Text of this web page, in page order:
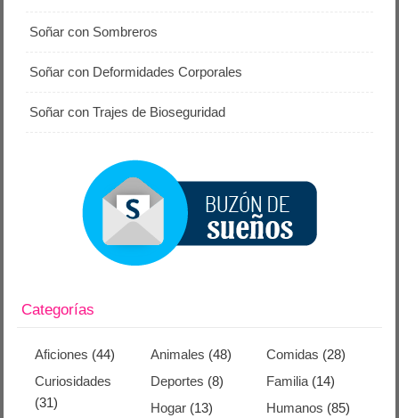
Soñar con Sombreros
Soñar con Deformidades Corporales
Soñar con Trajes de Bioseguridad
Categorías
Aficiones (44) Animales (48) Comidas (28)
Curiosidades
(31)
Deportes (8) Familia(14)
Hogar (13) Humanos (85)